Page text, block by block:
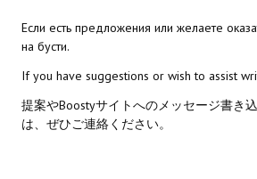
Dragon Age: Origins
Dragon Age 2
Dragon Age: Inquisition
Если есть предложения или желаете
на бусти.
If you have suggestions or wish to assist
提案やBoostyサイトへのメッセージ書き
は、ぜひご連絡ください。